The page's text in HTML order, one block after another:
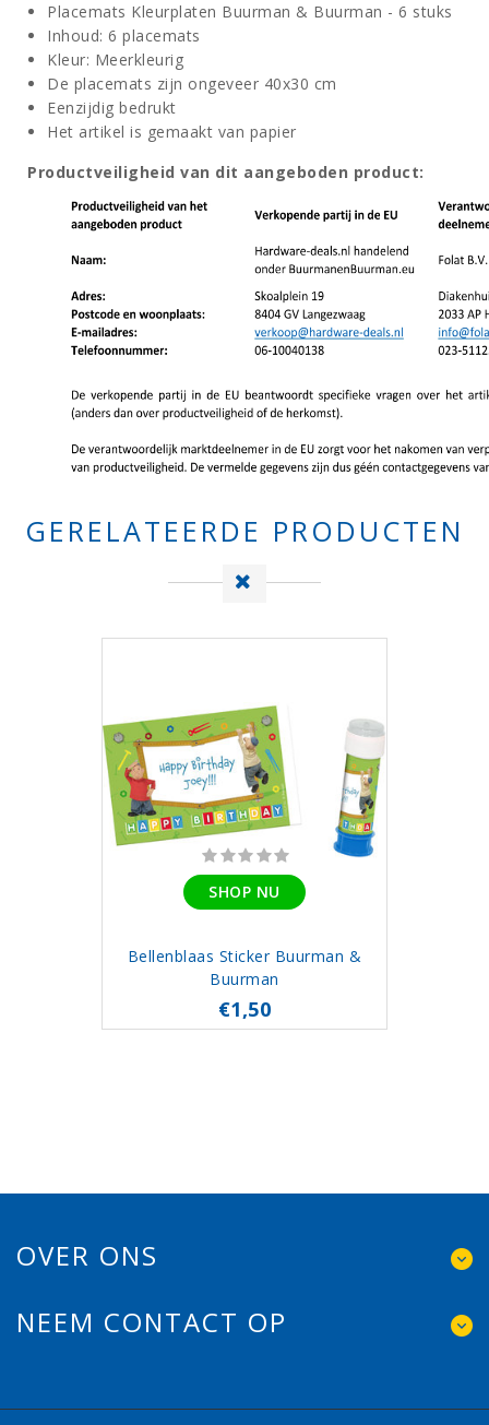
Placemats Kleurplaten Buurman & Buurman - 6 stuks
Inhoud: 6 placemats
Kleur: Meerkleurig
De placemats zijn ongeveer 40x30 cm
Eenzijdig bedrukt
Het artikel is gemaakt van papier
Productveiligheid van dit aangeboden product:
GERELATEERDE PRODUCTEN
SHOP NU
Bellenblaas Sticker Buurman &
Buurman
€1,50
OVER ONS
NEEM CONTACT OP